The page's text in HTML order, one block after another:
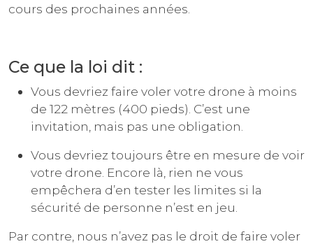
cours des prochaines années.
Ce que la loi dit :
Vous devriez faire voler votre drone à moins
de 122 mètres (400 pieds). C’est une
invitation, mais pas une obligation.
Vous devriez toujours être en mesure de voir
votre drone. Encore là, rien ne vous
empêchera d’en tester les limites si la
sécurité de personne n’est en jeu.
Par contre, nous n’avez pas le droit de faire voler